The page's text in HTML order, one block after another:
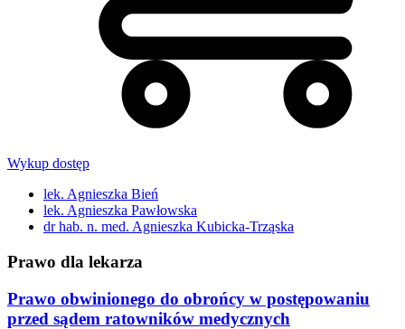
Wykup dostęp
lek. Agnieszka Bień
lek. Agnieszka Pawłowska
dr hab. n. med. Agnieszka Kubicka-Trząska
Prawo dla lekarza
Prawo obwinionego do obrońcy w postępowaniu
przed sądem ratowników medycznych